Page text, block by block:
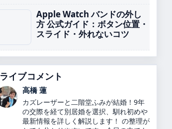
Apple Watch バンドの外し
方 公式ガイド：ボタン位置・
スライド・外れないコツ
ライブコメント
佐藤 遥
内田理央のプロフィールと経歴、ヒカル
との関係を解説 を追っていますが、この
解説は落ち着いていて信頼できます。